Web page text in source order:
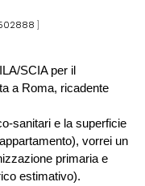
]
SCIA per il
a Roma, ricadente
sanitari e la superficie
vorrei un
primaria e
estimativo).